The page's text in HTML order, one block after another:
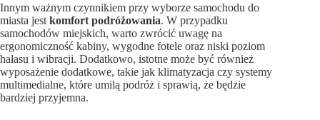
Innym ważnym czynnikiem przy wyborze samochodu do
miasta jest komfort podróżowania. W przypadku
samochodów miejskich, warto zwrócić uwagę na
ergonomiczność kabiny, wygodne fotele oraz niski poziom
hałasu i wibracji. Dodatkowo, istotne może być również
wyposażenie dodatkowe, takie jak klimatyzacja czy systemy
multimedialne, które umilą podróż i sprawią, że będzie
bardziej przyjemna.